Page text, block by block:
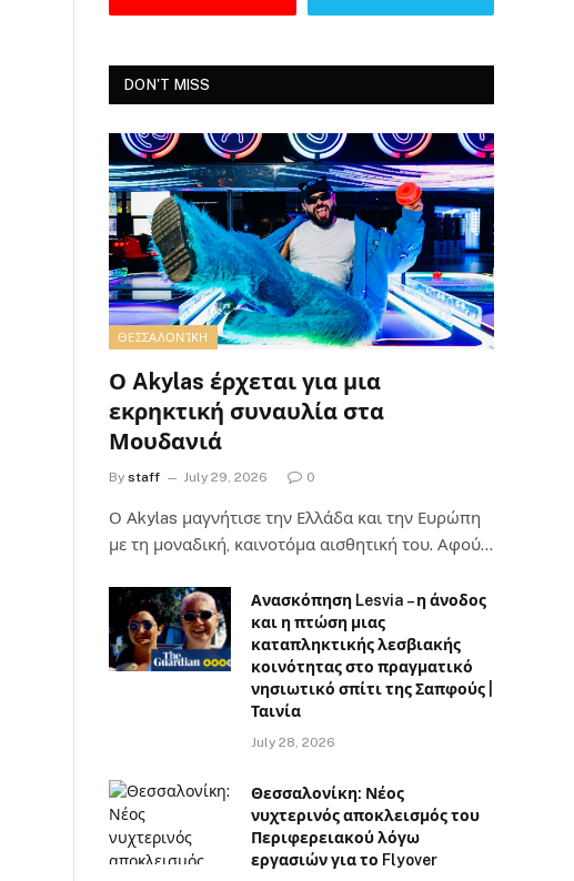
DON'T MISS
ΘΕΣΣΑΛΟΝΊΚΗ
Ο Akylas έρχεται για μια
εκρηκτική συναυλία στα
Μουδανιά
By staff July 29, 2026 0
Ο Αkylas μαγνήτισε την Ελλάδα και την Ευρώπη
με τη μοναδική, καινοτόμα αισθητική του. Αφού…
Ανασκόπηση Lesvia – η άνοδος
και η πτώση μιας
καταπληκτικής λεσβιακής
κοινότητας στο πραγματικό
νησιωτικό σπίτι της Σαπφούς |
Ταινία
July 28, 2026
Θεσσαλονίκη: Νέος
νυχτερινός αποκλεισμός του
Περιφερειακού λόγω
εργασιών για το Flyover